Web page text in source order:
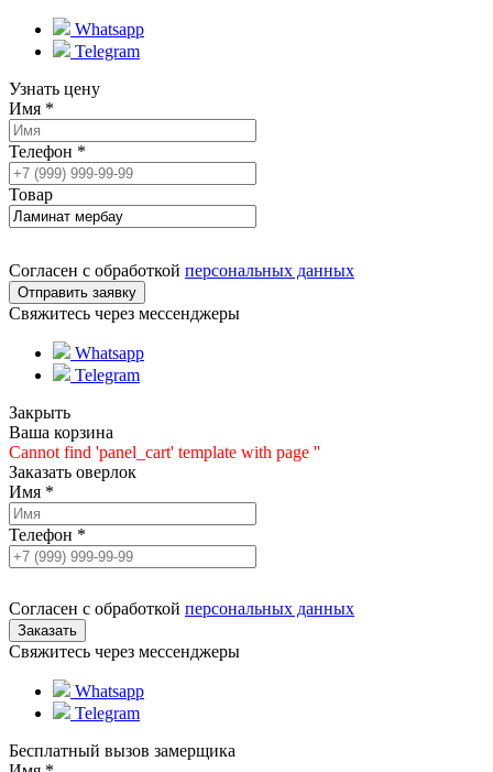
Whatsapp
Telegram
Узнать цену
Имя *
Телефон *
Товар
Согласен с обработкой персональных данных
Свяжитесь через мессенджеры
Whatsapp
Telegram
Закрыть
Ваша корзина
Cannot find 'panel_cart' template with page ''
Заказать оверлок
Имя *
Телефон *
Согласен с обработкой персональных данных
Свяжитесь через мессенджеры
Whatsapp
Telegram
Бесплатный вызов замерщика